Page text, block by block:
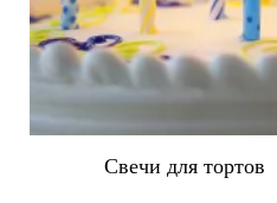
Топперы для тортов